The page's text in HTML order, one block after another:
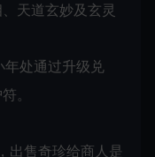
天道玄妙及玄灵
处通过升级兑
。
出售奇珍给商人是